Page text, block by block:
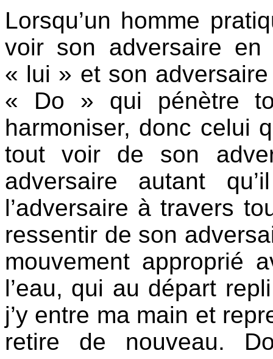
Lorsqu’un homme
voir son adversaire
« lui » et son
« Do » qui pénètre
harmoniser, donc celui
tout voir de son
adversaire autant
l’adversaire à travers
ressentir de son
mouvement approprié
l’eau, qui au départ
j’y entre ma main et
retire de nouveau.